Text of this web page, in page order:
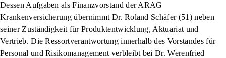
Dessen Aufgaben als Finanzvorstand der ARAG
Krankenversicherung übernimmt Dr. Roland Schäfer (51) neben
seiner Zuständigkeit für Produktentwicklung, Aktuariat und
Vertrieb. Die Ressortverantwortung innerhalb des Vorstandes für
Personal und Risikomanagement verbleibt bei Dr. Werenfried